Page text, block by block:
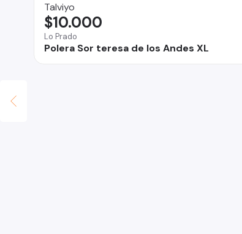
Talviyo
Lo Prado
Polera Sor teresa de los Andes XL
$10.000